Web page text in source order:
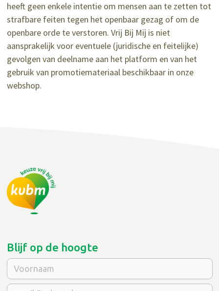
heeft geen enkele intentie om mensen aan te zetten tot
strafbare feiten tegen het openbaar gezag of om de
openbare orde te verstoren. Vrij Bij Mij is niet
aansprakelijk voor eventuele (juridische en feitelijke)
gevolgen van deelname aan het platform en van het
gebruik van promotiemateriaal beschikbaar in onze
webshop.
Blijf op de hoogte